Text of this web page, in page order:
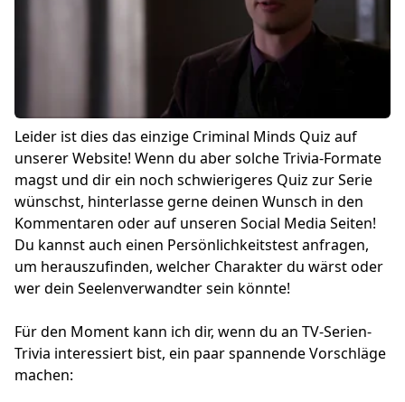
Leider ist dies das einzige Criminal Minds Quiz auf
unserer Website! Wenn du aber solche Trivia-Formate
magst und dir ein noch schwierigeres Quiz zur Serie
wünschst, hinterlasse gerne deinen Wunsch in den
Kommentaren oder auf unseren Social Media Seiten!
Du kannst auch einen Persönlichkeitstest anfragen,
um herauszufinden, welcher Charakter du wärst oder
wer dein Seelenverwandter sein könnte!
Für den Moment kann ich dir, wenn du an TV-Serien-
Trivia interessiert bist, ein paar spannende Vorschläge
machen: